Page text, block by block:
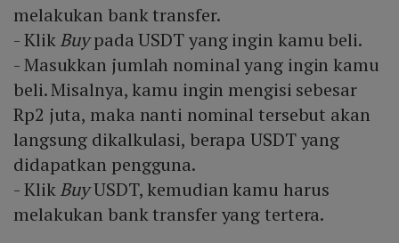
melakukan bank transfer.
- KlikBuypada USDT yang ingin kamu beli.
- Masukkan jumlah nominal yang ingin kamu
beli. Misalnya, kamu ingin mengisi sebesar
Rp2 juta, maka nanti nominal tersebut akan
langsung dikalkulasi, berapa USDT yang
didapatkan pengguna.
- KlikBuyUSDT, kemudian kamu harus
melakukan bank transfer yang tertera.